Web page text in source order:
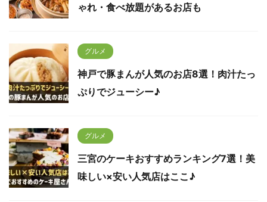
ゃれ・食べ放題があるお店も
グルメ
神戸で豚まんが人気のお店8選！肉汁たっ
ぷりでジューシー♪
グルメ
三宮のケーキおすすめランキング7選！美
味しい×安い人気店はここ♪